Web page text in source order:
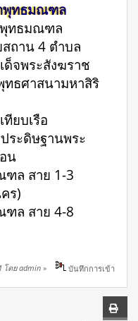
พุทธมณฑล
พุทธมณฑล
สถาน 4 ตำบล
ด็จพระสังฆราช
ทธศาสนามหาสิริ
ยบเรือ
ระดิษฐานพระ
น
ฑล สาย 1-3
ร)
ฑล สาย 4-8
โดย admin» บันทึกการเข้า